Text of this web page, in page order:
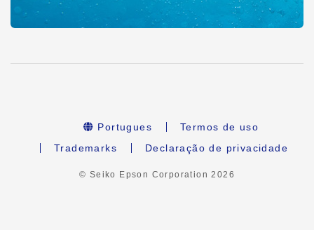
Portugues
Termos de uso
Trademarks
Declaração de privacidade
© Seiko Epson Corporation2026